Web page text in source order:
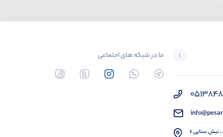
نبش سنایی 6
ما در شبکه های اجتماعی